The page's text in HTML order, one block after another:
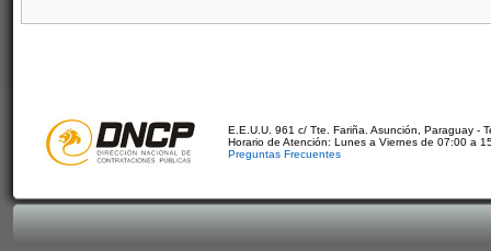
E.E.U.U. 961 c/ Tte. Fariña. Asunción, Paraguay -
Horario de Atención: Lunes a Viernes de 07:00 a
Preguntas Frecuentes